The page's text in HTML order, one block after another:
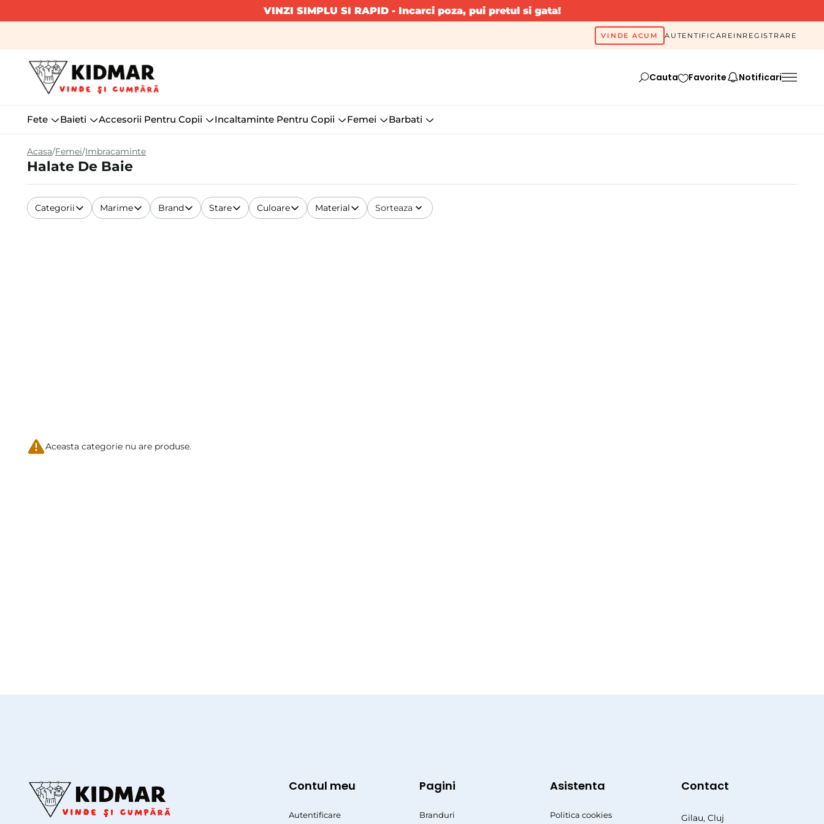
VINZI SIMPLU SI RAPID- Incarci poza, pui pretul si gata!
VINDE ACUM AUTENTIFICARE INREGISTRARE
Cauta Favorite Notificari
Fete Baieti Accesorii Pentru Copii Incaltaminte Pentru Copii Femei Barbati
Acasa Femei Imbracaminte
Halate De Baie
Categorii Marime Brand Stare Culoare Material Sorteaza
Aceasta categorie nu are produse.
Contul meu
Autentificare
Pagini
Branduri
Asistenta
Politica cookies
Contact
Gilau, Cluj